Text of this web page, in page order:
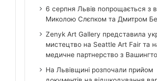
6 серпня Львів попрощається з
Миколою Слєпком та Дмитром
Zenyk Art Gallery представила
мистецтво на Seattle Art Fair та
медичне партнерство з
На Львівщині розпочали прийом